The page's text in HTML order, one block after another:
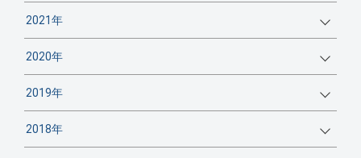
2021年
2020年
2019年
2018年